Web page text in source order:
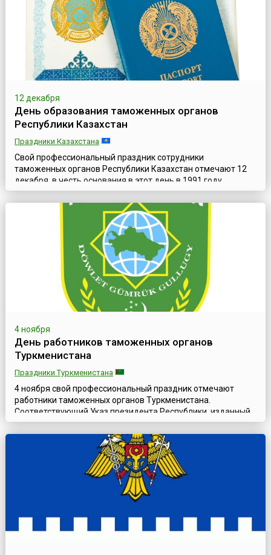
12 декабря
День образования таможенных органов
Республики Казахстан
Праздники Казахстана
Свой профессиональный праздник сотрудники
таможенных органов Республики Казахстан отмечают 12
декабря, в честь основания в этот день в 1991 году
таможенной службы государства. За эти годы таможенные
органы Казахстана прошли большой путь развития.С 1991
года существенно увеличилась численность сотрудников
таможенной службы, улучшилось техническое обеспечение
ведомства. Все это позволяет максима...
4 ноября
День работников таможенных органов
Туркменистана
Праздники Туркменистана
4 ноября свой профессиональный праздник отмечают
работники таможенных органов Туркменистана.
Соответствующий Указ президента Республики, изданный
в октябре 2017 года, зафиксировал эту дату в перечне
профессиональных праздников Туркменистана без
предоставления выходного дня.Официально называющий
себя нейтральным, Туркменистан считается одним из
наиболее «закрытых» государств мира. Это не совсем...